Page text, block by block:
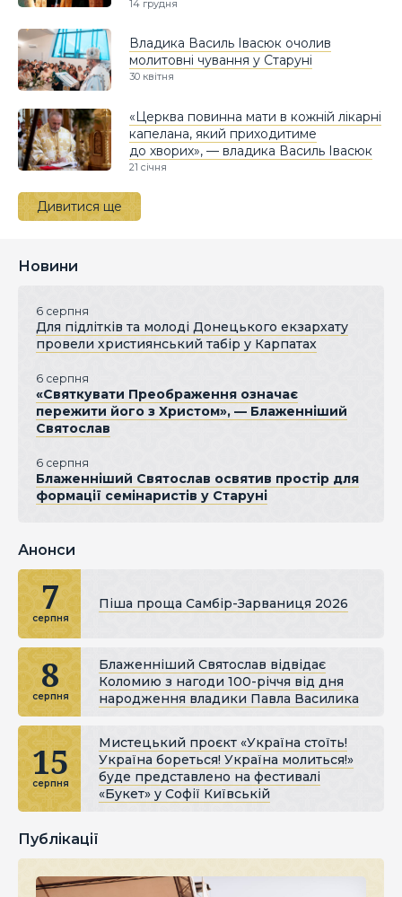
14 грудня
Владика Василь Івасюк очолив
молитовні чування у Старуні
30 квітня
«Церква повинна мати в кожній лікарні
капелана, який приходитиме
до хворих», — владика Василь Івасюк
21 січня
Дивитися ще
Новини
6 серпня
Для підлітків та молоді Донецького екзархату
провели християнський табір у Карпатах
6 серпня
«Святкувати Преображення означає
пережити його з Христом», — Блаженніший
Святослав
6 серпня
Блаженніший Святослав освятив простір для
формації семінаристів у Старуні
Анонси
7
серпня
Піша проща Самбір-Зарваниця 2026
8
серпня
Блаженніший Святослав відвідає
Коломию з нагоди 100-річчя від дня
народження владики Павла Василика
15
серпня
Мистецький проєкт «Україна стоїть!
Україна бореться! Україна молиться!»
буде представлено на фестивалі
«Букет» у Софії Київській
Публікації